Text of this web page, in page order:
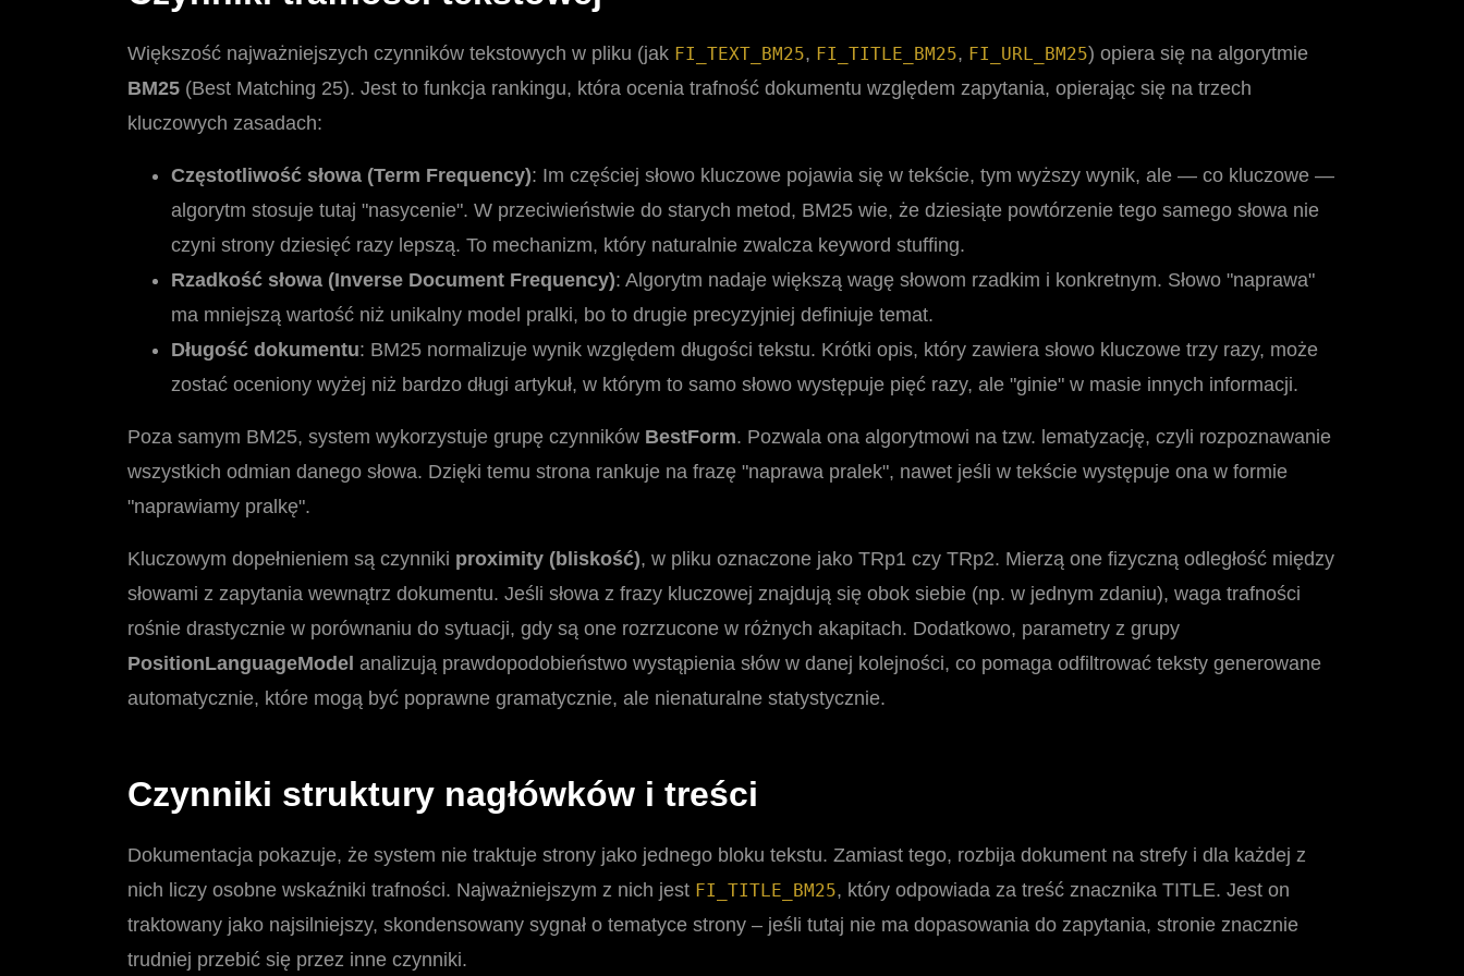
Większość najważniejszych czynników tekstowych w pliku (jak FI_TEXT_BM25, FI_TITLE_BM25, FI_URL_BM25) opiera się na algorytmie
BM25 (Best Matching 25). Jest to funkcja rankingu, która ocenia trafność dokumentu względem zapytania, opierając się na trzech
kluczowych zasadach:
Częstotliwość słowa (Term Frequency): Im częściej słowo kluczowe pojawia się w tekście, tym wyższy wynik, ale — co kluczowe —
algorytm stosuje tutaj "nasycenie". W przeciwieństwie do starych metod, BM25 wie, że dziesiąte powtórzenie tego samego słowa nie
czyni strony dziesięć razy lepszą. To mechanizm, który naturalnie zwalcza keyword stuffing.
Rzadkość słowa (Inverse Document Frequency): Algorytm nadaje większą wagę słowom rzadkim i konkretnym. Słowo "naprawa"
ma mniejszą wartość niż unikalny model pralki, bo to drugie precyzyjniej definiuje temat.
Długość dokumentu: BM25 normalizuje wynik względem długości tekstu. Krótki opis, który zawiera słowo kluczowe trzy razy, może
zostać oceniony wyżej niż bardzo długi artykuł, w którym to samo słowo występuje pięć razy, ale "ginie" w masie innych informacji.
Poza samym BM25, system wykorzystuje grupę czynników BestForm. Pozwala ona algorytmowi na tzw. lematyzację, czyli rozpoznawanie
wszystkich odmian danego słowa. Dzięki temu strona rankuje na frazę "naprawa pralek", nawet jeśli w tekście występuje ona w formie
"naprawiamy pralkę".
Kluczowym dopełnieniem są czynniki proximity (bliskość), w pliku oznaczone jako TRp1 czy TRp2. Mierzą one fizyczną odległość między
słowami z zapytania wewnątrz dokumentu. Jeśli słowa z frazy kluczowej znajdują się obok siebie (np. w jednym zdaniu), waga trafności
rośnie drastycznie w porównaniu do sytuacji, gdy są one rozrzucone w różnych akapitach. Dodatkowo, parametry z grupy
PositionLanguageModel analizują prawdopodobieństwo wystąpienia słów w danej kolejności, co pomaga odfiltrować teksty generowane
automatycznie, które mogą być poprawne gramatycznie, ale nienaturalne statystycznie.
Czynniki struktury nagłówków i treści
Dokumentacja pokazuje, że system nie traktuje strony jako jednego bloku tekstu. Zamiast tego, rozbija dokument na strefy i dla każdej z
nich liczy osobne wskaźniki trafności. Najważniejszym z nich jest FI_TITLE_BM25, który odpowiada za treść znacznika TITLE. Jest on
traktowany jako najsilniejszy, skondensowany sygnał o tematyce strony – jeśli tutaj nie ma dopasowania do zapytania, stronie znacznie
trudniej przebić się przez inne czynniki.